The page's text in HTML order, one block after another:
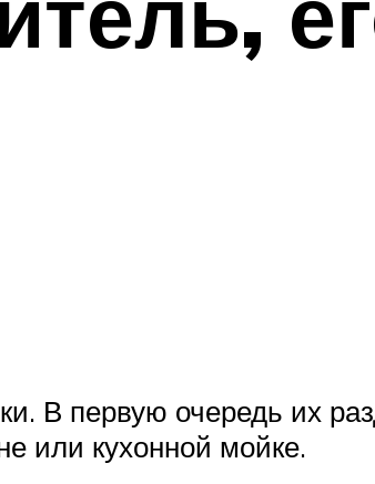
В первую очередь их
или кухонной мойке.